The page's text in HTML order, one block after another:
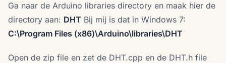
Ga naar de Arduino libraries directory en maak hier de
directory aan: DHT Bij mij is dat in Windows 7:
C:\Program Files (x86)\Arduino\libraries\DHT
Open de zip file en zet de DHT.cpp en de DHT.h file